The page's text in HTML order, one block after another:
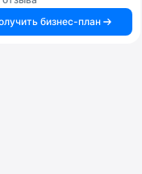
бизнес-план